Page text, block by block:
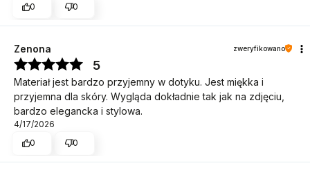
0
0
Zenona zweryfikowano
5
Materiał jest bardzo przyjemny w dotyku. Jest miękka i
przyjemna dla skóry. Wygląda dokładnie tak jak na zdjęciu,
bardzo elegancka i stylowa.
4/17/2026
0
0